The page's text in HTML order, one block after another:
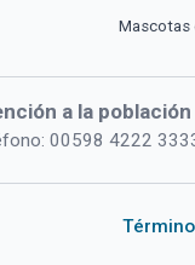
Mascotas
a la población
00598 4222